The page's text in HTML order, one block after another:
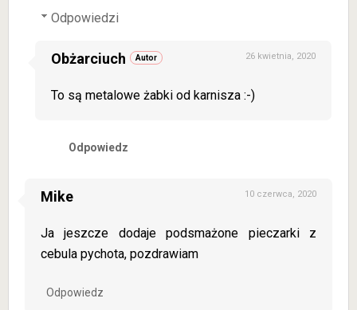
Odpowiedzi
Obżarciuch 26 kwietnia, 2020
To są metalowe żabki od karnisza :-)
Odpowiedz
Mike 10 czerwca, 2020
Ja jeszcze dodaje podsmażone pieczarki z
cebula pychota, pozdrawiam
Odpowiedz